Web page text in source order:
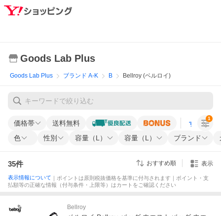
Goods Lab Plus
Goods Lab Plus ブランド A-K B Bellroy (ベルロイ)
価格帯 送料無料 すべての条
色 性別 容量（L） 容量（L） ブランド
1
35件 おすすめ順 表示
表示情報について ｜ポイントは原則税抜価格を基準に付与されます｜ポイント・支
払額等の正確な情報（付与条件・上限等）はカートをご確認ください
Bellroy